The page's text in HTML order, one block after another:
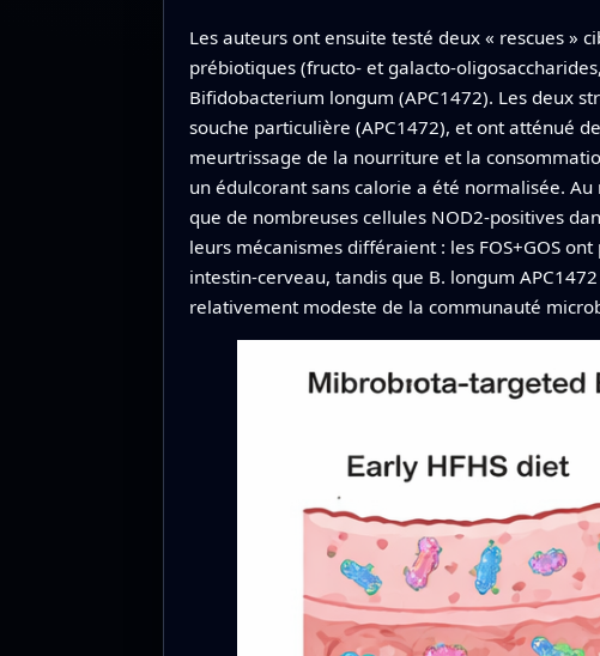
Les auteurs ont ensuite testé deux « rescues »
prébiotiques (fructo‑ et
Bifidobacterium longum (APC1472). Les deux
souche particulière (APC1472), et ont atténué
meurtrissage de la nourriture et la
un édulcorant sans calorie a été normalisée.
que de nombreuses cellules NOD2‑positives
leurs mécanismes différaient : les FOS+GOS
intestin‑cerveau, tandis que B. longum
relativement modeste de la communauté